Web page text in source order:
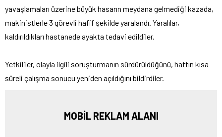
yavaşlamaları üzerine büyük hasarın meydana gelmediği kazada,
makinistlerle 3 görevli hafif şekilde yaralandı. Yaralılar,
kaldırıldıkları hastanede ayakta tedavi edildiler.
Yetkililer, olayla ilgili soruşturmanın sürdürüldüğünü, hattın kısa
süreli çalışma sonucu yeniden açıldığını bildirdiler.
MOBİL REKLAM ALANI